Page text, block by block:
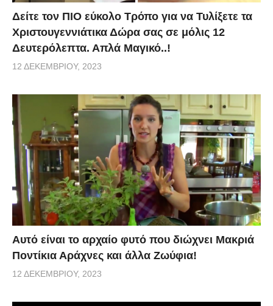
Δείτε τον ΠΙΟ εύκολο Τρόπο για να Τυλίξετε τα
Χριστουγεννιάτικα Δώρα σας σε μόλις 12
Δευτερόλεπτα. Απλά Μαγικό..!
12 ΔΕΚΕΜΒΡΊΟΥ, 2023
Αυτό είναι το αρχαίο φυτό που διώχνει Μακριά
Ποντίκια Αράχνες και άλλα Ζωύφια!
12 ΔΕΚΕΜΒΡΊΟΥ, 2023